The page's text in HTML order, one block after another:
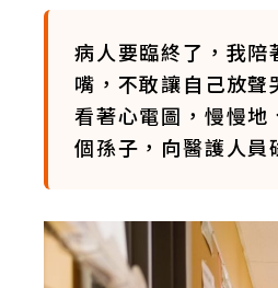
病人要臨終了，我
嘴，不敢讓自己放聲
看著心電圖，慢慢
個孫子，向醫護人員